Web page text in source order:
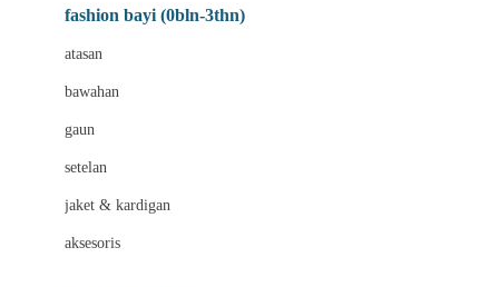
Blooming Marvellous
Bravado
Buds Organics
Bugaboo
fashion bayi (0bln-3thn)
atasan
bawahan
gaun
setelan
jaket & kardigan
aksesoris